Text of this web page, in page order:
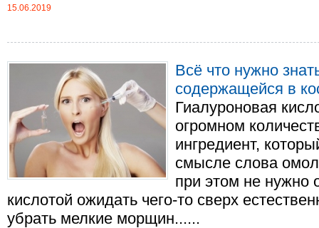
15.06.2019
Всё что нужно
содержащейся в
Гиалуроновая
огромном
ингредиент,
смысле слова
при этом не нужно
кислотой ожидать чего-то сверх
убрать мелкие морщин......